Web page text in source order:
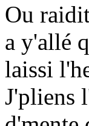
Ou
a y'allé
laissi
J'pliens